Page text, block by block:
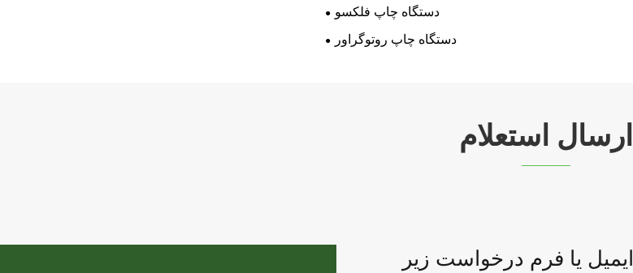
دستگاه چاپ فلکسو
دستگاه چاپ روتوگراور
ارسال استعلام
یا فرم درخواست زیر